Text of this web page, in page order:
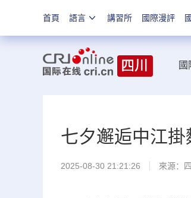
首頁 語言 講習所 國際漫評
七夕邂逅中江
2025-08-30 21:21:26 來源：